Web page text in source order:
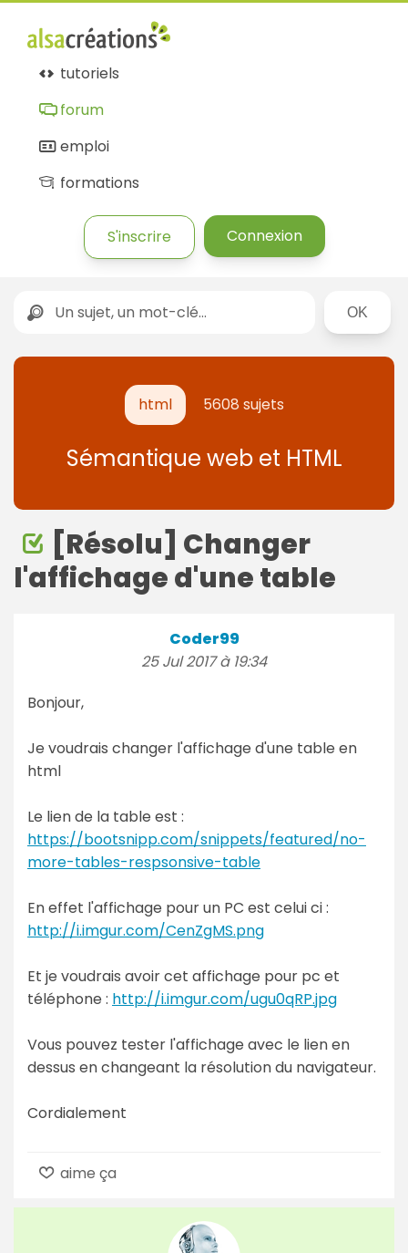
tutoriels
forum
emploi
formations
S'inscrire Connexion
Rechercher
html 5608 sujets
Sémantique web et HTML
[Résolu] Changer
l'affichage d'une table
Coder99
25 Jul 2017 à 19:34
Bonjour,
Je voudrais changer l'affichage d'une table en
html
Le lien de la table est :
https://bootsnipp.com/snippets/featured/no-
more-tables-respsonsive-table
En effet l'affichage pour un PC est celui ci :
http://i.imgur.com/CenZgMS.png
Et je voudrais avoir cet affichage pour pc et
téléphone : http://i.imgur.com/ugu0qRP.jpg
Vous pouvez tester l'affichage avec le lien en
dessus en changeant la résolution du navigateur.
Cordialement
aime ça